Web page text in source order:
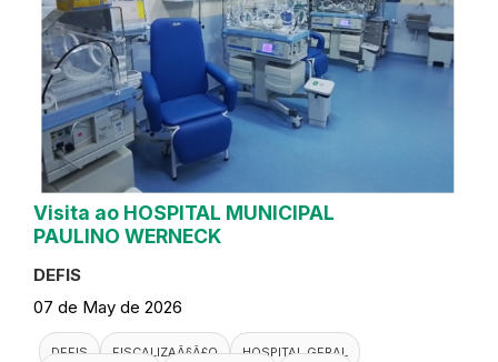
Visita ao HOSPITAL MUNICIPAL
PAULINO WERNECK
DEFIS
07 de May de 2026
DEFIS FISCALIZAÃ§Ã£O
HOSPITAL GERAL